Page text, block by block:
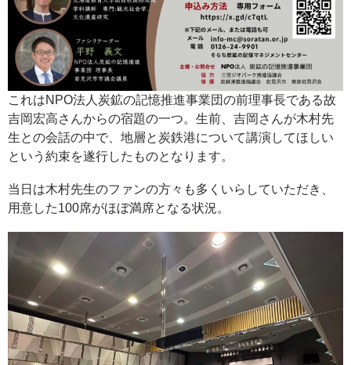
これはNPO法人炭鉱の記憶推進事業団の前理事長である故
吉岡宏高さんからの宿題の一つ。生前、吉岡さんが木村先
生との会話の中で、地層と炭鉄港について講演してほしい
という約束を遂行したものとなります。
当日は木村先生のファンの方々も多くいらしていただき、
用意した100席がほぼ満席となる状況。